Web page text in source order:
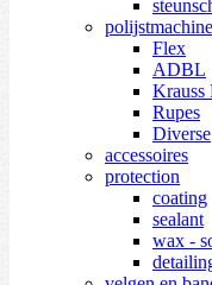
Flex
ADBL
Krauss
Rupes
Diverse
accessoires
protection
coating
sealant
wax -